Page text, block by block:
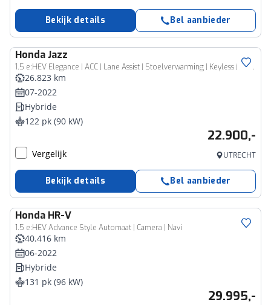
Bekijk details Bel aanbieder
HondaJazz
1.5 e:HEV Elegance | ACC | Lane Assist | Stoelverwarming | Keyless | Apple Carplay/Android Auto | Climate Control |
26.823 km
07-2022
Hybride
122 pk (90 kW)
22.900,-
Vergelijk UTRECHT
Bekijk details Bel aanbieder
Honda HR-V
1.5 e:HEV Advance Style Automaat | Camera | Navi
40.416 km
06-2022
Hybride
131 pk (96 kW)
29.995,-